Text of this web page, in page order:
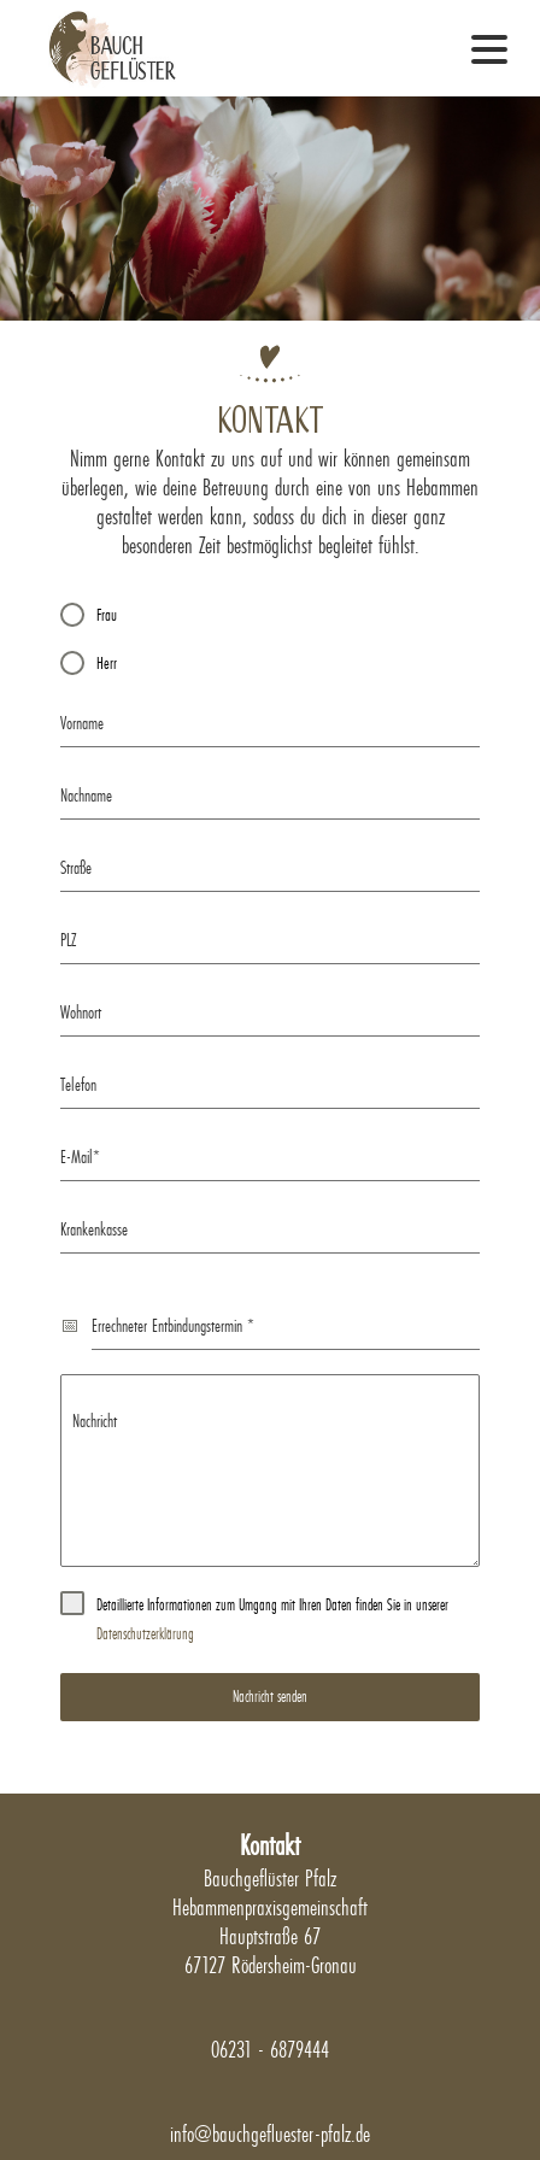
Kontakt
Nimm gerne Kontakt zu uns auf und wir können gemeinsam
überlegen, wie deine Betreuung durch eine von uns Hebammen
gestaltet werden kann, sodass du dich in dieser ganz
besonderen Zeit bestmöglichst begleitet fühlst.
Frau
Herr
Errechneter Entbindungstermin *
Nachricht
Detaillierte Informationen zum Umgang mit Ihren Daten finden Sie in unserer
Datenschutzerklärung
Nachricht senden
Kontakt
Bauchgeflüster Pfalz
Hebammenpraxisgemeinschaft
Hauptstraße 67
67127 Rödersheim-Gronau
06231 - 6879444
info@bauchgefluester-pfalz.de